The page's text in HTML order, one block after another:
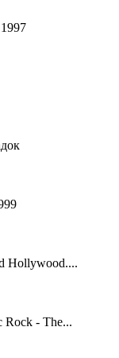
Hollywood....
Rock - The...